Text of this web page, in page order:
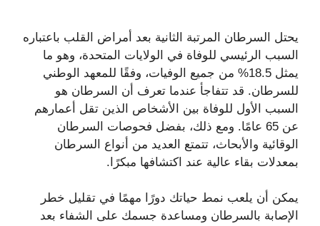
يحتل السرطان المرتبة الثانية بعد أمراض القلب باعتباره
السبب الرئيسي للوفاة في الولايات المتحدة، وهو ما
يمثل 18.5% من جميع الوفيات، وفقًا للمعهد الوطني
للسرطان. قد تتفاجأ عندما تعرف أن السرطان هو
السبب الأول للوفاة بين الأشخاص الذين تقل أعمارهم
عن 65 عامًا. ومع ذلك، بفضل فحوصات السرطان
الوقائية والأبحاث، تتمتع العديد من أنواع السرطان
بمعدلات بقاء عالية عند اكتشافها مبكرًا.
يمكن أن يلعب نمط حياتك دورًا مهمًا في تقليل خطر
الإصابة بالسرطان ومساعدة جسمك على الشفاء بعد